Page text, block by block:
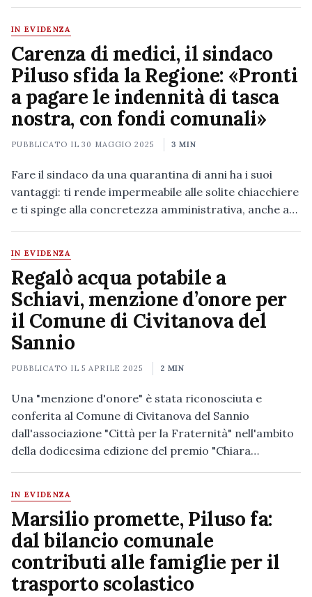
IN EVIDENZA
Carenza di medici, il sindaco
Piluso sfida la Regione: «Pronti
a pagare le indennità di tasca
nostra, con fondi comunali»
PUBBLICATO IL30 MAGGIO 2025 3 MIN
Fare il sindaco da una quarantina di anni ha i suoi
vantaggi: ti rende impermeabile alle solite chiacchiere
e ti spinge alla concretezza amministrativa, anche a…
IN EVIDENZA
Regalò acqua potabile a
Schiavi, menzione d’onore per
il Comune di Civitanova del
Sannio
PUBBLICATO IL5 APRILE 2025 2 MIN
Una "menzione d'onore" è stata riconosciuta e
conferita al Comune di Civitanova del Sannio
dall'associazione "Città per la Fraternità" nell'ambito
della dodicesima edizione del premio "Chiara…
IN EVIDENZA
Marsilio promette, Piluso fa:
dal bilancio comunale
contributi alle famiglie per il
trasporto scolastico